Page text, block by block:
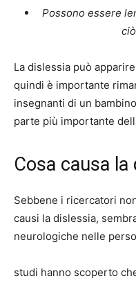
Possono essere
La dislessia può
quindi è importante
insegnanti di un
parte più importante
Cosa causa la
Sebbene i ricercatori
causi la dislessia,
neurologiche nelle
studi hanno scoperto